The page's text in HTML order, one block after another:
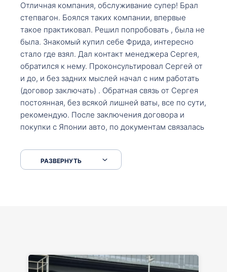
Отличная компания, обслуживание супер! Брал
степвагон. Боялся таких компании, впервые
такое практиковал. Решил попробовать , была не
была. Знакомый купил себе Фрида, интересно
стало где взял. Дал контакт менеджера Сергея,
обратился к нему. Проконсультировал Сергей от
и до, и без задних мыслей начал с ним работать
(договор заключать) . Обратная связь от Сергея
постоянная, без всякой лишней ваты, все по сути,
рекомендую. После заключения договора и
покупки с Японии авто, по документам связалась
что заполнить, куда зайти, образцы и т.д. После
приехал за авто. Меня тепло встретили Сергей с
РАЗВЕРНУТЬ